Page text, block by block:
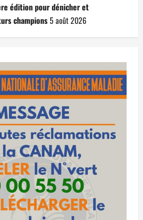
édition pour dénicher et
champions5 août 2026